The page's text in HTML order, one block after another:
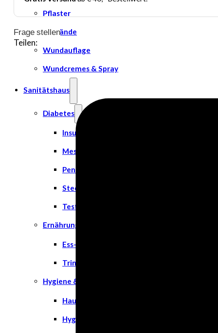
Pflaster
Verbände
Wundauflage
Wundcremes & Spray
Sanitätshaus
Diabetes
Insulinspritzen
Messgeräte
Pen Nadeln
Stechhilfen
Teststreifen
Ernährung & Trinkhilfen
Ess- und Trinkhilfen
Trinknahrung
Hygiene & Pflege
Hausapotheke
Hygieneartikel
Frage stellen
Teilen: